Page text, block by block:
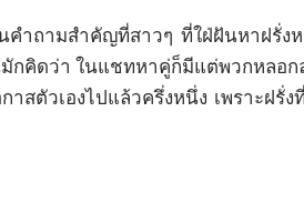
คำถามสำคัญที่สาวๆ ที่ใฝ่ฝันหาฝรั่ง
คิดว่า ในแชทหาคู่ก็มีแต่พวกหลอก
สตัวเองไปแล้วครึ่งหนึ่ง เพราะฝ